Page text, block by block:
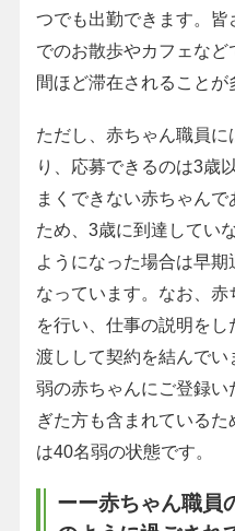
つでも出勤できます。
でのお散歩やカフェな
間ほど滞在されることが
ただし、赤ちゃん職員
り、応募できるのは3歳
まくできない赤ちゃん
ため、3歳に到達してい
ようになった場合は早
なっています。なお、
を行い、仕事の説明を
渡しして契約を結んで
弱の赤ちゃんにご登録
ぎた方も含まれている
は40名弱の状態です。
ーー赤ちゃん職員